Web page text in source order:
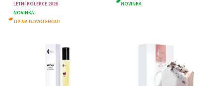
LETNÍ KOLEKCE 2026
NOVINKA
TIP NA DOVOLENOU!
NOVINKA